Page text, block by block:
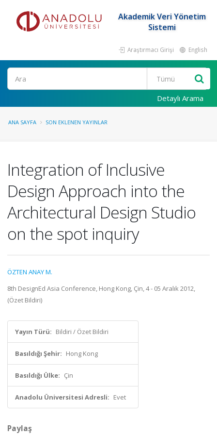
Akademik Veri Yönetim
Sistemi
Araştırmacı Girişi English
Ara
Detaylı Arama
ANA SAYFA SON EKLENEN YAYINLAR
Integration of Inclusive
Design Approach into the
Architectural Design Studio
on the spot inquiry
ÖZTEN ANAY M.
8th DesignEd Asia Conference, Hong Kong, Çin, 4 - 05 Aralık 2012,
(Özet Bildiri)
Yayın Türü: Bildiri / Özet Bildiri
Basıldığı Şehir: Hong Kong
Basıldığı Ülke: Çin
Anadolu Üniversitesi Adresli: Evet
Paylaş